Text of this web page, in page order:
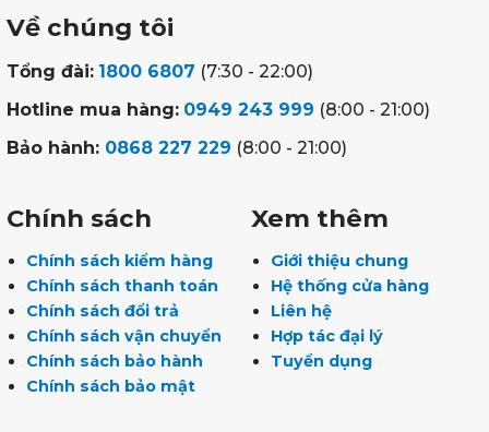
Về chúng tôi
Tổng đài: 1800 6807 (7:30 - 22:00)
Hotline mua hàng: 0949 243 999 (8:00 - 21:00)
Bảo hành: 0868 227 229 (8:00 - 21:00)
Chính sách
Chính sách kiểm hàng
Chính sách thanh toán
Chính sách đổi trả
Chính sách vận chuyển
Chính sách bảo hành
Chính sách bảo mật
Xem thêm
Giới thiệu chung
Hệ thống cửa hàng
Liên hệ
Hợp tác đại lý
Tuyển dụng